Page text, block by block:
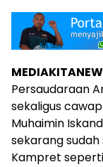
Persaudaraan
sekaligus
Muhaimin
sekarang
Kampret seperti